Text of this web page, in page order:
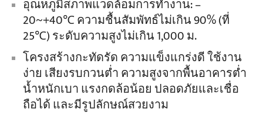
อุณหภูมิสภาพแวดล้อมการทำงาน: –
20~+40℃ ความชื้นสัมพัทธ์ไม่เกิน 90% (ที่
25℃) ระดับความสูงไม่เกิน 1,000 ม.
โครงสร้างกะทัดรัด ความแข็งแกร่งดี ใช้งาน
ง่าย เสียงรบกวนต่ำ ความสูงจากพื้นอาคารต่ำ
น้ำหนักเบา แรงกดล้อน้อย ปลอดภัยและเชื่อ
ถือได้ และมีรูปลักษณ์สวยงาม